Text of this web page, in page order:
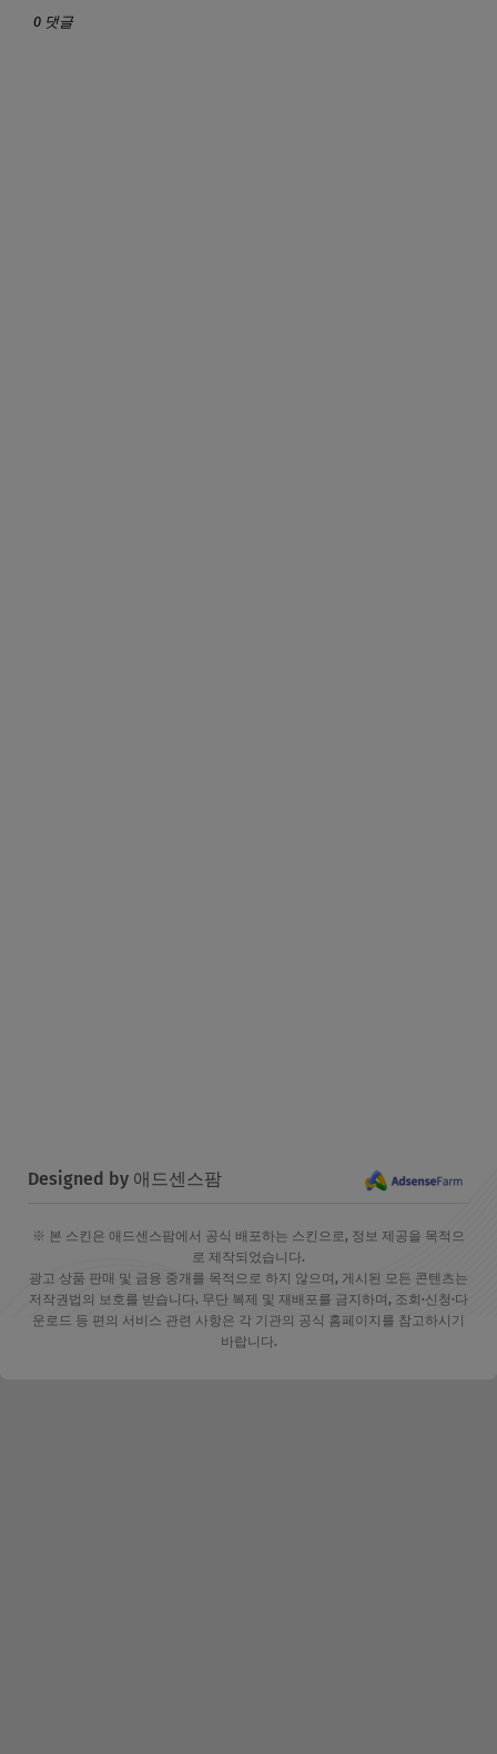
0 댓글
Designed by 애드센스팜
※ 본 스킨은 애드센스팜에서 공식 배포하는 스킨으로, 정보 제공을 목적으
로 제작되었습니다.
광고 상품 판매 및 금융 중개를 목적으로 하지 않으며, 게시된 모든 콘텐츠는
저작권법의 보호를 받습니다. 무단 복제 및 재배포를 금지하며, 조회·신청·다
운로드 등 편의 서비스 관련 사항은 각 기관의 공식 홈페이지를 참고하시기
바랍니다.